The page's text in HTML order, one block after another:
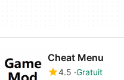
Cheat Menu
4.5 Gratuit